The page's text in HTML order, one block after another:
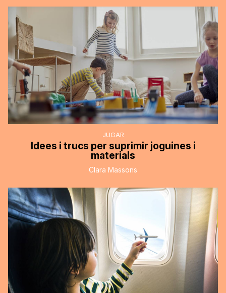
JUGAR
Idees i trucs per suprimir joguines i
materials
Clara Massons